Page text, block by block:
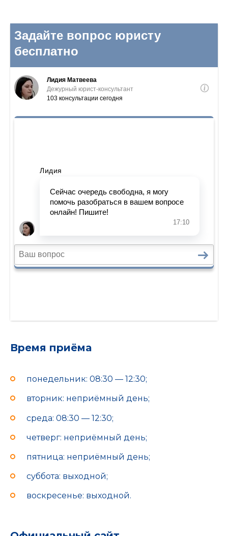
Время приёма
понедельник: 08:30 — 12:30;
вторник: неприёмный день;
среда: 08:30 — 12:30;
четверг: неприёмный день;
пятница: неприёмный день;
суббота: выходной;
воскресенье: выходной.